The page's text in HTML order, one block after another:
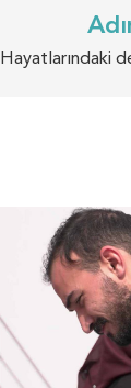
Hayatlarındaki